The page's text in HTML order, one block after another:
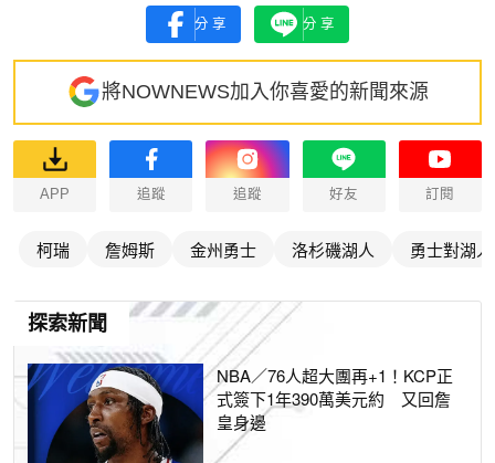
分享 分享
將NOWNEWS加入你喜愛的新聞來源
APP 追蹤 追蹤 好友 訂閱
柯瑞 詹姆斯 金州勇士 洛杉磯湖人 勇士對湖人
探索新聞
NBA／76人超大團再+1！KCP正
式簽下1年390萬美元約 又回詹
皇身邊